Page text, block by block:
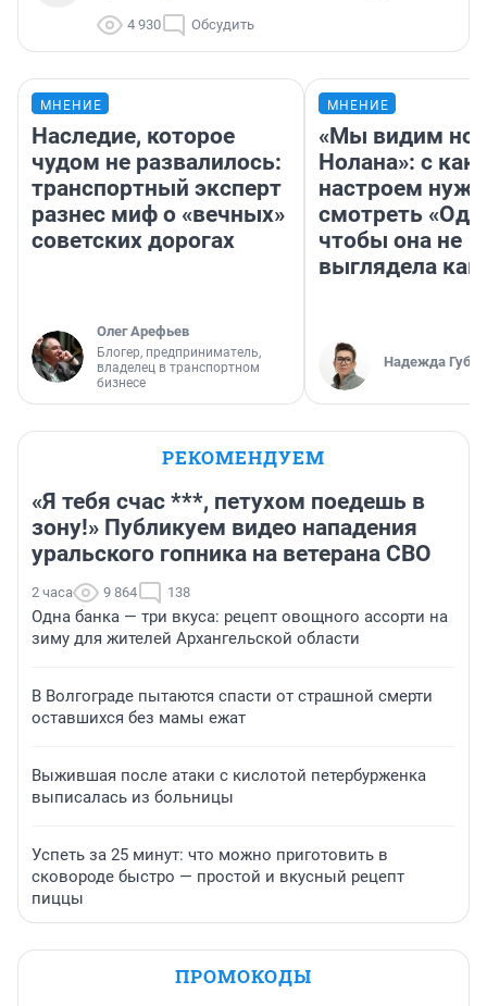
4 930 Обсудить
МНЕНИЕ
Наследие, которое
чудом не развалилось:
транспортный эксперт
разнес миф о «вечных»
советских дорогах
Олег Арефьев
Блогер, предприниматель,
владелец в транспортном
бизнесе
МНЕНИЕ
«Мы видим
Нолана»: с
настроем
смотреть
чтобы она не
выглядела как
Надежда
РЕКОМЕНДУЕМ
«Я тебя счас ***, петухом поедешь в
зону!» Публикуем видео нападения
уральского гопника на ветерана СВО
2 часа 9 864 138
Одна банка — три вкуса: рецепт овощного ассорти на
зиму для жителей Архангельской области
В Волгограде пытаются спасти от страшной смерти
оставшихся без мамы ежат
Выжившая после атаки с кислотой петербурженка
выписалась из больницы
Успеть за 25 минут: что можно приготовить в
сковороде быстро — простой и вкусный рецепт
пиццы
ПРОМОКОДЫ